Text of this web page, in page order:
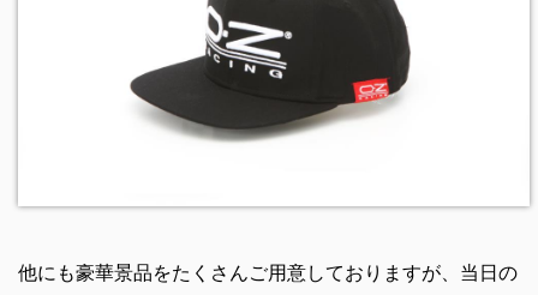
他にも豪華景品をたくさんご用意しておりますが、当日の